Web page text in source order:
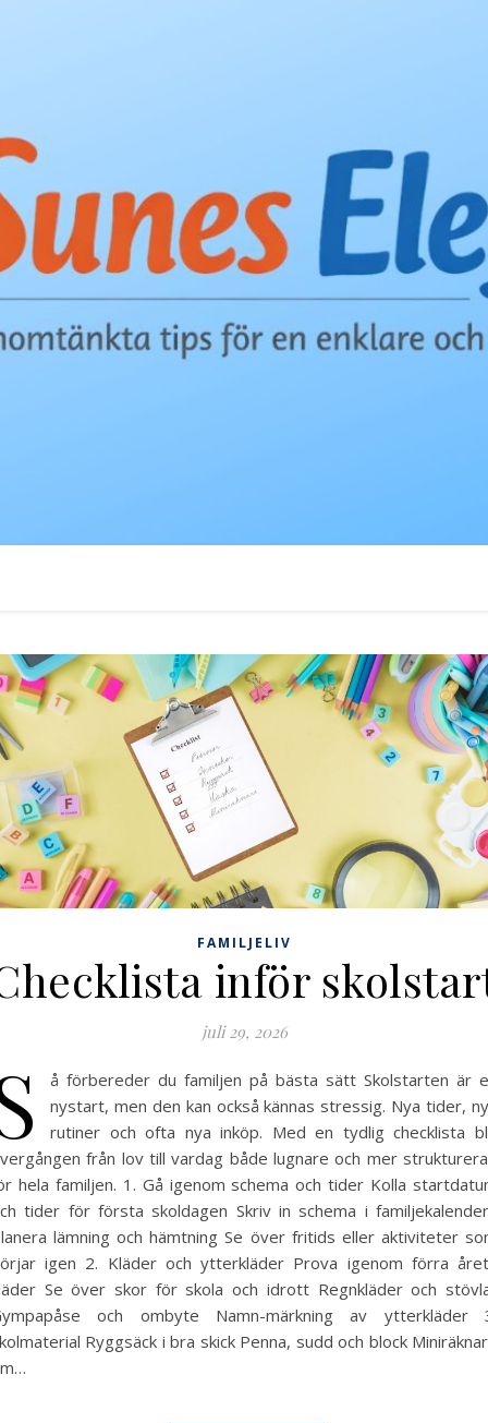
FAMILJELIV
inför
juli 29, 2026
å förbereder du familjen på bästa sätt Skolstarten är
nystart, men den kan också kännas stressig. Nya tider,
rutiner och ofta nya inköp. Med en tydlig checklista
från lov till vardag både lugnare och mer
hela familjen. 1. Gå igenom schema och tider Kolla
tider för första skoldagen Skriv in schema i
lämning och hämtning Se över fritids eller aktiviteter
igen 2. Kläder och ytterkläder Prova igenom förra
Se över skor för skola och idrott Regnkläder och
och ombyte Namn-märkning av ytterkläder
Ryggsäck i bra skick Penna, sudd och block